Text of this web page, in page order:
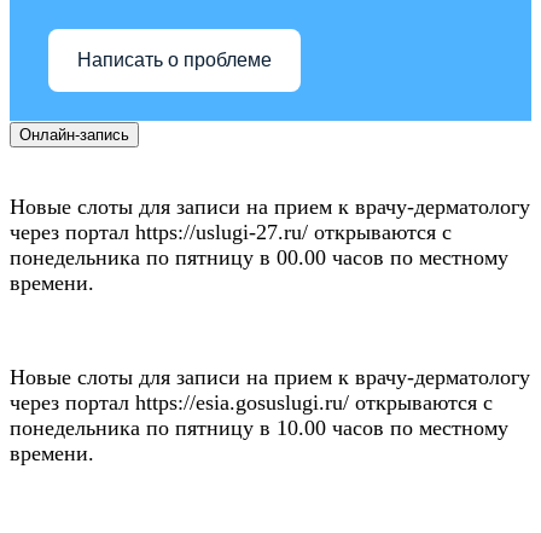
Написать о проблеме
Онлайн-запись
Новые слоты для записи на прием к врачу-дерматологу
через портал https://uslugi-27.ru/ открываются с
понедельника по пятницу в 00.00 часов по местному
времени.
Новые слоты для записи на прием к врачу-дерматологу
через портал https://esia.gosuslugi.ru/ открываются с
понедельника по пятницу в 10.00 часов по местному
времени.